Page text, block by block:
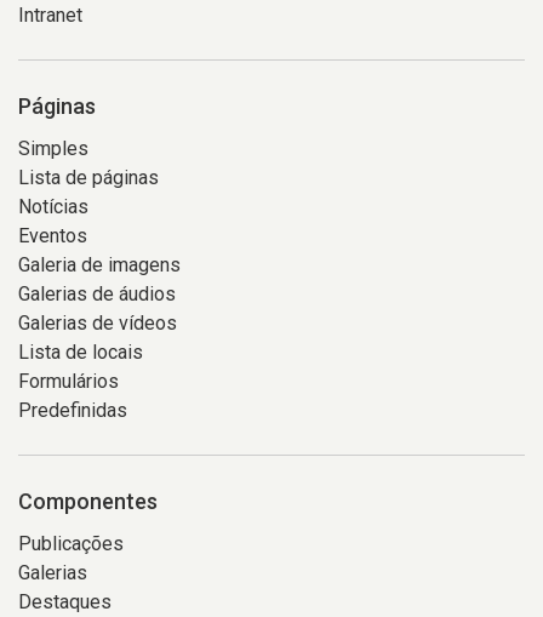
Intranet
Páginas
Simples
Lista de páginas
Notícias
Eventos
Galeria de imagens
Galerias de áudios
Galerias de vídeos
Lista de locais
Formulários
Predefinidas
Componentes
Publicações
Galerias
Destaques